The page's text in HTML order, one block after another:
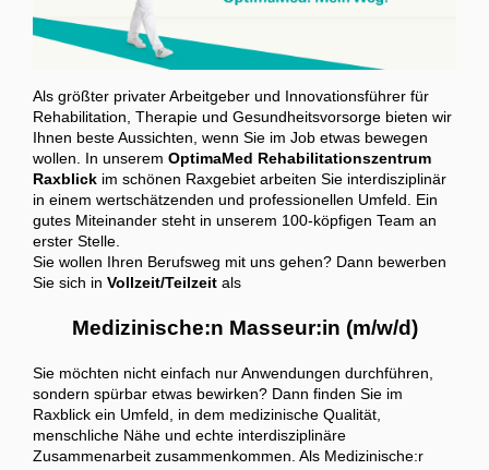
Als größter privater Arbeitgeber und Innovationsführer für
Rehabilitation, Therapie und Gesundheitsvorsorge bieten wir
Ihnen beste Aussichten, wenn Sie im Job etwas bewegen
wollen. In unserem OptimaMed Rehabilitationszentrum
Raxblick im schönen Raxgebiet arbeiten Sie interdisziplinär
in einem wertschätzenden und professionellen Umfeld. Ein
gutes Miteinander steht in unserem 100-köpfigen Team an
erster Stelle.
Sie wollen Ihren Berufsweg mit uns gehen? Dann bewerben
Sie sich in Vollzeit/Teilzeit als
Medizinische:n Masseur:in (m/w/d)
Sie möchten nicht einfach nur Anwendungen durchführen,
sondern spürbar etwas bewirken? Dann finden Sie im
Raxblick ein Umfeld, in dem medizinische Qualität,
menschliche Nähe und echte interdisziplinäre
Zusammenarbeit zusammenkommen. Als Medizinische:r